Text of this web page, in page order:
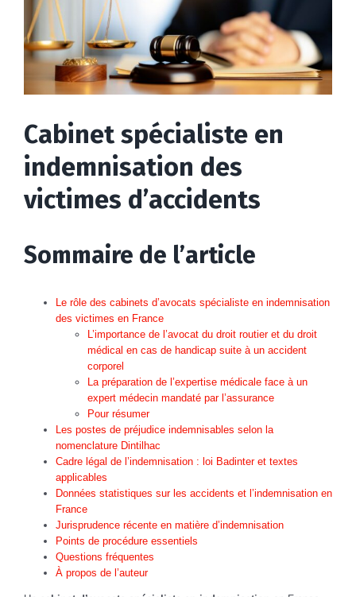
Cabinet spécialiste en
indemnisation des
victimes d’accidents
Sommaire de l’article
Le rôle des cabinets d’avocats spécialiste en indemnisation
des victimes en France
L’importance de l’avocat du droit routier et du droit
médical en cas de handicap suite à un accident
corporel
La préparation de l’expertise médicale face à un
expert médecin mandaté par l’assurance
Pour résumer
Les postes de préjudice indemnisables selon la
nomenclature Dintilhac
Cadre légal de l’indemnisation : loi Badinter et textes
applicables
Données statistiques sur les accidents et l’indemnisation en
France
Jurisprudence récente en matière d’indemnisation
Points de procédure essentiels
Questions fréquentes
À propos de l’auteur